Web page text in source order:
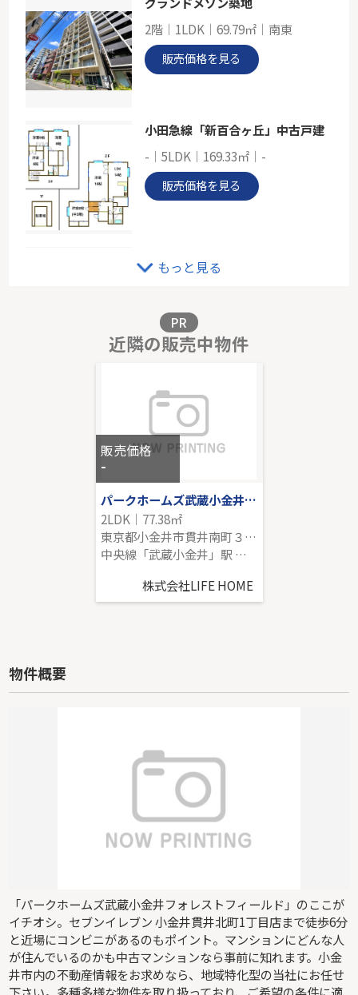
-
63.20㎡
2階｜1LDK｜69.79㎡｜南東
販売価格を見る
小田急線「新百合ヶ丘」中古戸建
-｜5LDK｜169.33㎡｜-
販売価格を見る
販売価格を見る
-｜2LDK｜113.07㎡｜南西
販売価格を見る
もっと見る
PR
近隣の販売中物件
販売価格
-
パークホームズ武蔵小金井フォレストフィールド
2LDK｜77.38㎡
東京都小金井市貫井南町３丁目
中央線「武蔵小金井」駅 徒歩14分
株式会社LIFE HOME
物件概要
「パークホームズ武蔵小金井フォレストフィールド」のここが
イチオシ。セブンイレブン 小金井貫井北町1丁目店まで徒歩6分
と近場にコンビニがあるのもポイント。マンションにどんな人
が住んでいるのかも中古マンションなら事前に知れます。小金
井市内の不動産情報をお求めなら、地域特化型の当社にお任せ